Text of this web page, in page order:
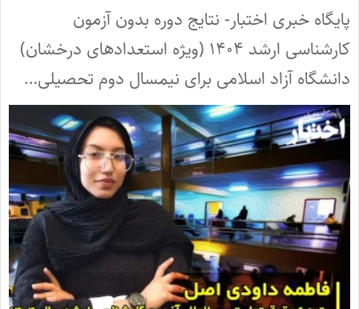
پایگاه خبری اختبار- نتایج دوره بدون آزمون
کارشناسی ارشد ۱۴۰۴ (ویژه استعدادهای درخشان)
دانشگاه آزاد اسلامی برای نیمسال دوم تحصیلی…